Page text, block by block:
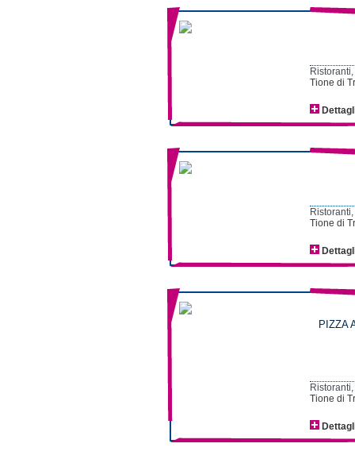
Tione di
Tione di
PIZZA
Tione di